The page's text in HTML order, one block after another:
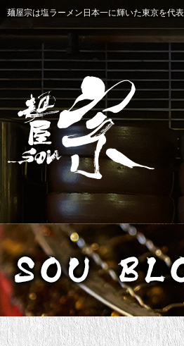
麺屋宗は塩ラーメン日本一に輝いた東京を代